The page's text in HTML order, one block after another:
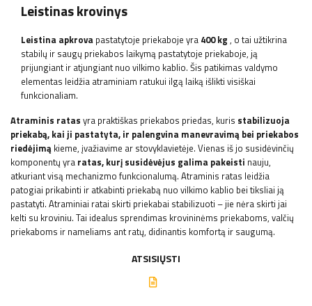
Leistinas krovinys
Leistina apkrova pastatytoje priekaboje yra 400 kg , o tai užtikrina
stabilų ir saugų priekabos laikymą pastatytoje priekaboje, ją
prijungiant ir atjungiant nuo vilkimo kablio. Šis patikimas valdymo
elementas leidžia atraminiam ratukui ilgą laiką išlikti visiškai
funkcionaliam.
Atraminis ratas yra praktiškas priekabos priedas, kuris stabilizuoja
priekabą, kai ji pastatyta, ir palengvina manevravimą bei priekabos
riedėjimą kieme, įvažiavime ar stovyklavietėje. Vienas iš jo susidėvinčių
komponentų yra ratas, kurį susidėvėjus galima pakeisti nauju,
atkuriant visą mechanizmo funkcionalumą. Atraminis ratas leidžia
patogiai prikabinti ir atkabinti priekabą nuo vilkimo kablio bei tiksliai ją
pastatyti. Atraminiai ratai skirti priekabai stabilizuoti – jie nėra skirti jai
kelti su kroviniu. Tai idealus sprendimas krovininėms priekaboms, valčių
priekaboms ir nameliams ant ratų, didinantis komfortą ir saugumą.
ATSISIŲSTI